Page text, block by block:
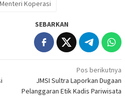
Menteri Koperasi
SEBARKAN
Pos berikutnya
JMSI Sultra Laporkan Dugaan
Pelanggaran Etik Kadis Pariwisata